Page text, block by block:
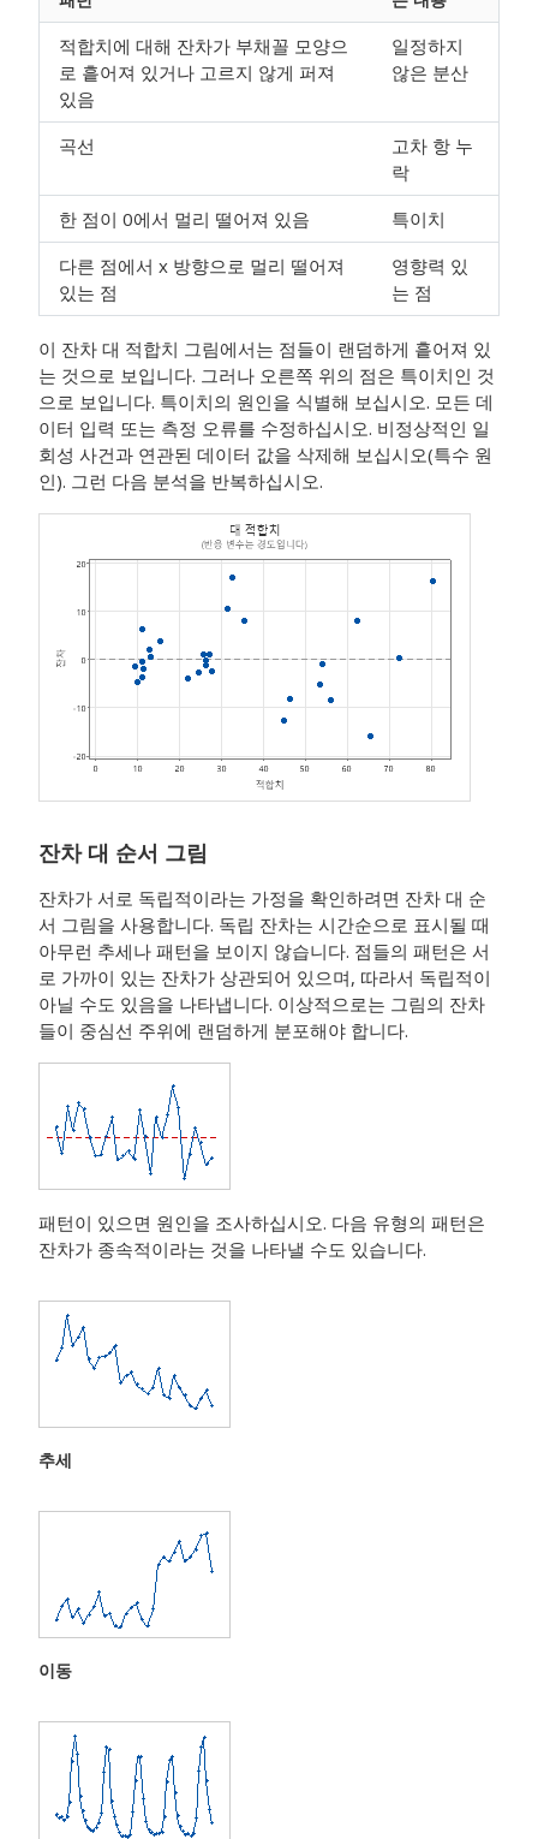
적합치에 대해 잔차가 부채꼴 모양으
로 흩어져 있거나 고르지 않게 퍼져
있음
일정하지
않은 분산
곡선
고차 항 누
락
한 점이 0에서 멀리 떨어져 있음
특이치
다른 점에서 x 방향으로 멀리 떨어져
있는 점
영향력 있
는 점
이 잔차 대 적합치 그림에서는 점들이 랜덤하게 흩어져 있
는 것으로 보입니다. 그러나 오른쪽 위의 점은 특이치인 것
으로 보입니다. 특이치의 원인을 식별해 보십시오. 모든 데
이터 입력 또는 측정 오류를 수정하십시오. 비정상적인 일
회성 사건과 연관된 데이터 값을 삭제해 보십시오(특수 원
인). 그런 다음 분석을 반복하십시오.
잔차 대 순서 그림
잔차가 서로 독립적이라는 가정을 확인하려면 잔차 대 순
서 그림을 사용합니다. 독립 잔차는 시간순으로 표시될 때
아무런 추세나 패턴을 보이지 않습니다. 점들의 패턴은 서
로 가까이 있는 잔차가 상관되어 있으며, 따라서 독립적이
아닐 수도 있음을 나타냅니다. 이상적으로는 그림의 잔차
들이 중심선 주위에 랜덤하게 분포해야 합니다.
패턴이 있으면 원인을 조사하십시오. 다음 유형의 패턴은
잔차가 종속적이라는 것을 나타낼 수도 있습니다.
추세
이동